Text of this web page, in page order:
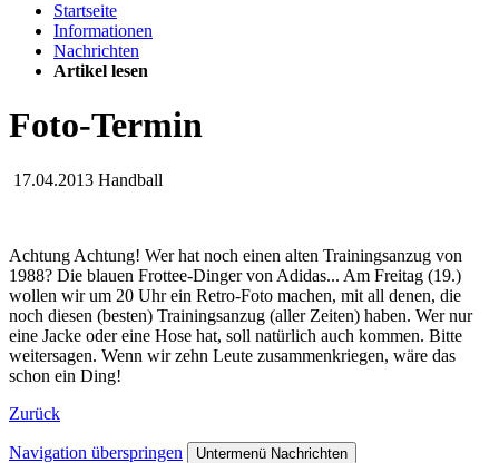
Startseite
Informationen
Nachrichten
Artikel lesen
Foto-Termin
17.04.2013 Handball
Achtung Achtung! Wer hat noch einen alten Trainingsanzug von
1988? Die blauen Frottee-Dinger von Adidas... Am Freitag (19.)
wollen wir um 20 Uhr ein Retro-Foto machen, mit all denen, die
noch diesen (besten) Trainingsanzug (aller Zeiten) haben. Wer nur
eine Jacke oder eine Hose hat, soll natürlich auch kommen. Bitte
weitersagen. Wenn wir zehn Leute zusammenkriegen, wäre das
schon ein Ding!
Zurück
Navigation überspringen Untermenü Nachrichten